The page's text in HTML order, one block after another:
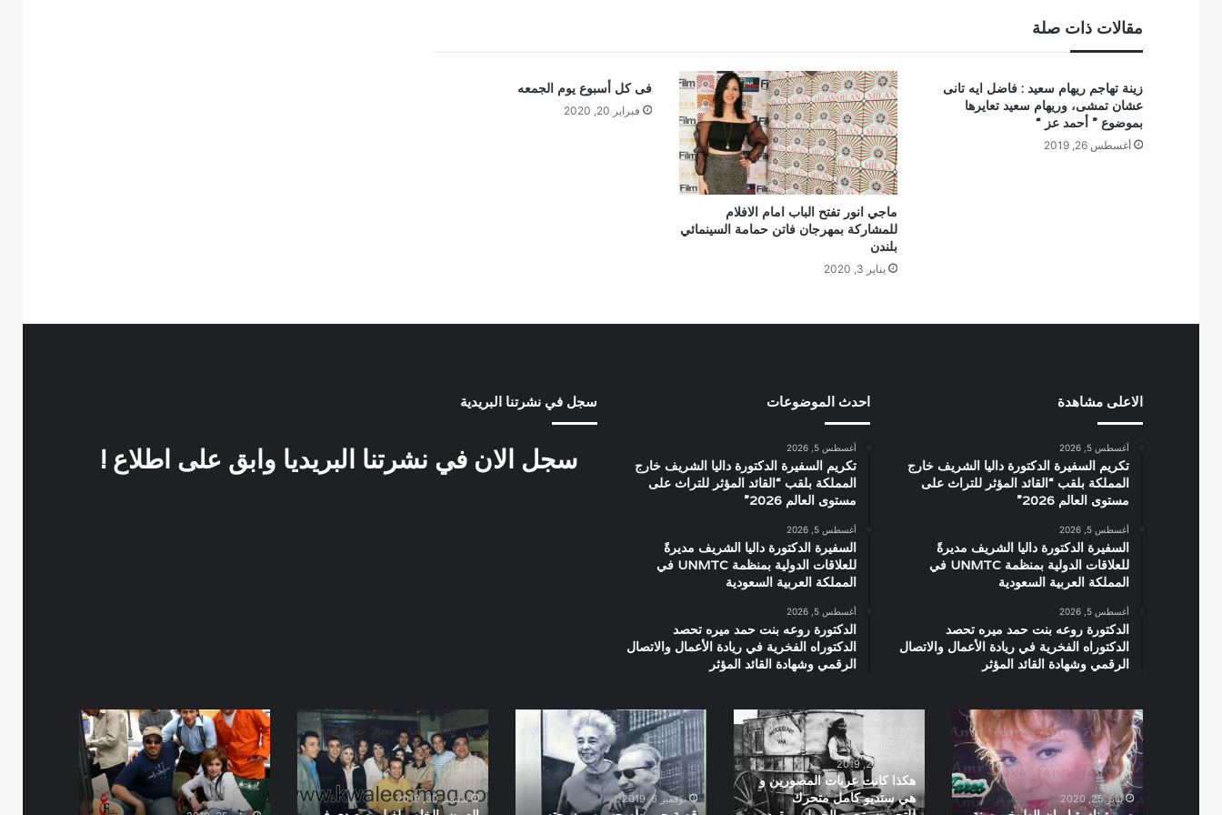
مقالات ذات صلة
زينة تهاجم ريهام سعيد : فاضل ايه تانى
عشان تمشى، وريهام سعيد تعايرها
بموضوع ” أحمد عز “
أغسطس 26, 2019
ماجي انور تفتح الباب امام الافلام
للمشاركة بمهرجان فاتن حمامة السينمائي
بلندن
يناير 3, 2020
فى كل أسبوع يوم الجمعه
فبراير 20, 2020
الاعلى مشاهدة
أغسطس 5, 2026
تكريم السفيرة الدكتورة داليا الشريف خارج
المملكة بلقب “القائد المؤثر للتراث على
مستوى العالم 2026”
أغسطس 5, 2026
السفيرة الدكتورة داليا الشريف مديرةً
للعلاقات الدولية بمنظمة UNMTC في
المملكة العربية السعودية
أغسطس 5, 2026
الدكتورة روعه بنت حمد ميره تحصد
الدكتوراه الفخرية في ريادة الأعمال والاتصال
الرقمي وشهادة القائد المؤثر
احدث الموضوعات
أغسطس 5, 2026
تكريم السفيرة الدكتورة داليا الشريف خارج
المملكة بلقب “القائد المؤثر للتراث على
مستوى العالم 2026”
أغسطس 5, 2026
السفيرة الدكتورة داليا الشريف مديرةً
للعلاقات الدولية بمنظمة UNMTC في
المملكة العربية السعودية
أغسطس 5, 2026
الدكتورة روعه بنت حمد ميره تحصد
الدكتوراه الفخرية في ريادة الأعمال والاتصال
الرقمي وشهادة القائد المؤثر
سجل في نشرتنا البريدية
سجل الان في نشرتنا البريديا وابق على اطلاع !
صورة
نادرة
ايمان
الطوخى
سنةيناير 25, 2020
هكذا
عربات
المصورين
و
هكذا كانت عربات المصورين و
هي ستديو كامل متحرك
قصة
حب
طه
حسين
و
نوفمبر 6, 2019
الخاص
لفيلم
صعيدى
فى سبتمبر 30, 2019
كواليس
فيلم
عيال
حبيبة